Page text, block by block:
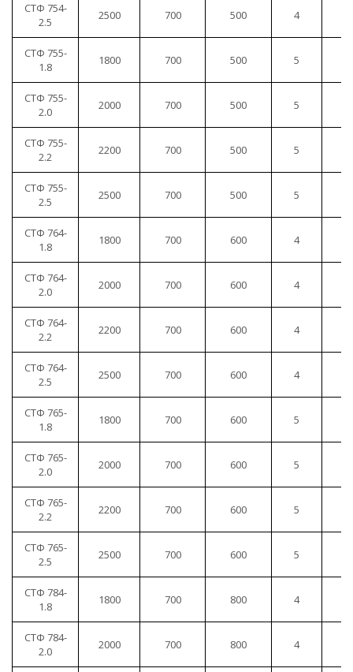
СТФ 754-
2.5
2500 700 500 4
СТФ 755-
1.8
1800 700 500 5
СТФ 755-
2.0
2000 700 500 5
СТФ 755-
2.2
2200 700 500 5
СТФ 755-
2.5
2500 700 500 5
СТФ 764-
1.8
1800 700 600 4
СТФ 764-
2.0
2000 700 600 4
СТФ 764-
2.2
2200 700 600 4
СТФ 764-
2.5
2500 700 600 4
СТФ 765-
1.8
1800 700 600 5
СТФ 765-
2.0
2000 700 600 5
СТФ 765-
2.2
2200 700 600 5
СТФ 765-
2.5
2500 700 600 5
СТФ 784-
1.8
1800 700 800 4
СТФ 784-
2.0
2000 700 800 4